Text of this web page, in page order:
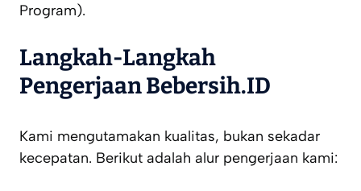
Program).
Langkah-Langkah
Pengerjaan Bebersih.ID
Kami mengutamakan kualitas, bukan sekadar
kecepatan. Berikut adalah alur pengerjaan kami: